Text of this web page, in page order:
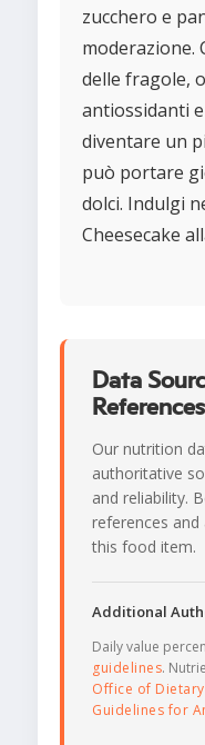
zucchero e
moderazione.
delle fragole,
antiossidanti
diventare un
può portare
dolci. Indulgi
Cheesecake
Data
References
Our nutrition
authoritative
and reliability.
references
this food item.
Additional
Daily value
guidelines.
Office of
Guidelines for